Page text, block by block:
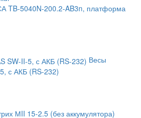
TB-5040N-200.2-AB3n, платформа
Весы
с АКБ (RS-232)